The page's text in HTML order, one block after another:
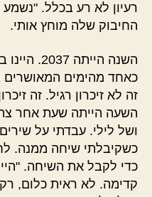
רעיון לא רע בכלל.
החיבוק שלה מוחץ אותי.
כאחד מהימים המאושרים
זה לא זיכרון רגיל. זה
השעה הייתה שעת אחר
ושל לילי. עבדתי על
כשקיבלתי שיחה ממנה.
כדי לקבל את השיחה.
קדימה. לא ראית כלום,